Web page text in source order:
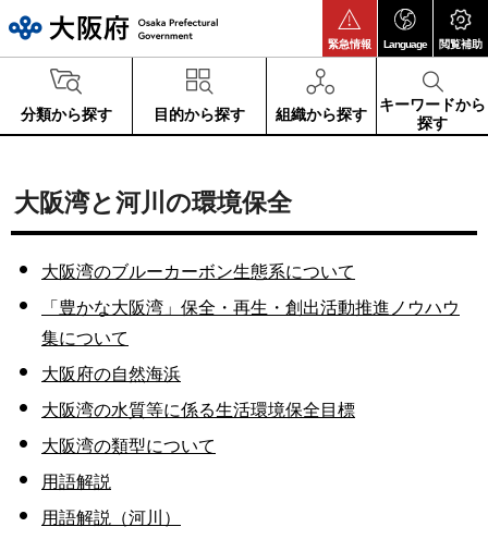
緊急情報 Language 閲覧補助
分類から探す 目的から探す 組織から探す
キーワードから
探す
大阪湾と河川の環境保全
大阪湾のブルーカーボン生態系について
「豊かな大阪湾」保全・再生・創出活動推進ノウハウ
集について
大阪府の自然海浜
大阪湾の水質等に係る生活環境保全目標
大阪湾の類型について
用語解説
用語解説（河川）